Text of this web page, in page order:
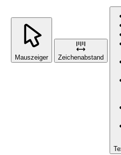
Mauszeiger Zeichenabstand